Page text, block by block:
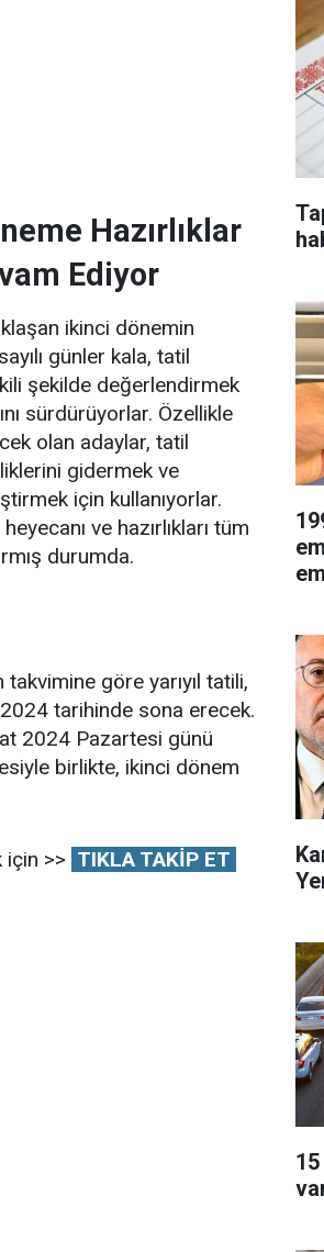
Hazırlıklar
Ediyor
ikinci dönemin
günler kala, tatil
şekilde değerlendirmek
sürdürüyorlar. Özellikle
olan adaylar, tatil
gidermek ve
için kullanıyorlar.
ve hazırlıkları tüm
durumda.
göre yarıyıl tatili,
tarihinde sona erecek.
2024 Pazartesi günü
birlikte, ikinci dönem
için >> TIKLA TAKİP ET